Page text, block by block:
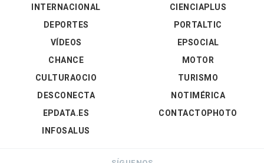
INTERNACIONAL
DEPORTES
VÍDEOS
CIENCIAPLUS
PORTALTIC
EPSOCIAL
CHANCE
CULTURAOCIO
DESCONECTA
EPDATA.ES
INFOSALUS
MOTOR
TURISMO
NOTIMÉRICA
CONTACTOPHOTO